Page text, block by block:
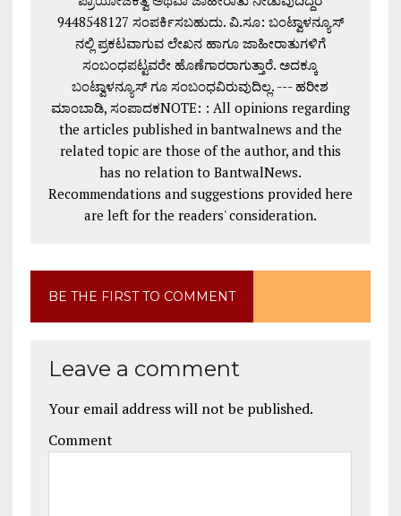
9448548127 ಸಂಪರ್ಕಿಸಬಹುದು. ವಿ.ಸೂ: ಬಂಟ್ವಾಳನ್ಯೂಸ್
ನಲ್ಲಿ ಪ್ರಕಟವಾಗುವ ಲೇಖನ ಹಾಗೂ ಜಾಹೀರಾತುಗಳಿಗೆ
ಸಂಬಂಧಪಟ್ಟವರೇ ಹೊಣೆಗಾರರಾಗುತ್ತಾರೆ. ಅದಕ್ಕೂ
ಬಂಟ್ವಾಳನ್ಯೂಸ್ ಗೂ ಸಂಬಂಧವಿರುವುದಿಲ್ಲ. --- ಹರೀಶ
ಮಾಂಬಾಡಿ, ಸಂಪಾದಕNOTE: : All opinions regarding
the articles published in bantwalnews and the
related topic are those of the author, and this
has no relation to BantwalNews.
Recommendations and suggestions provided here
are left for the readers' consideration.
BE THE FIRST TO COMMENT
Leave a comment
Your email address will not be published.
Comment